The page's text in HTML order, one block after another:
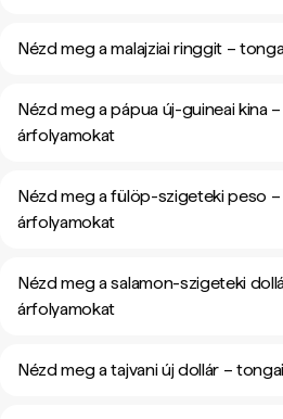
Nézd meg a malajziai ringgit –
Nézd meg a pápua új-guineai kina
árfolyamokat
Nézd meg a fülöp-szigeteki peso
árfolyamokat
Nézd meg a salamon-szigeteki
árfolyamokat
Nézd meg a tajvani új dollár –